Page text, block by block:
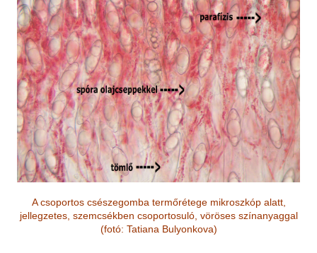
A csoportos csészegomba termőrétege mikroszkóp alatt,
jellegzetes, szemcsékben csoportosuló, vöröses színanyaggal
(fotó: Tatiana Bulyonkova)